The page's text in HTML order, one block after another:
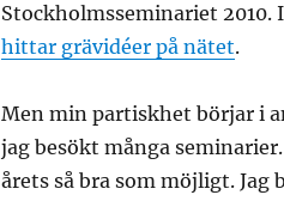
Stockholmsseminariet 2010.
hittar grävidéer på nätet.
Men min partiskhet börjar i
jag besökt många
årets så bra som möjligt. Jag